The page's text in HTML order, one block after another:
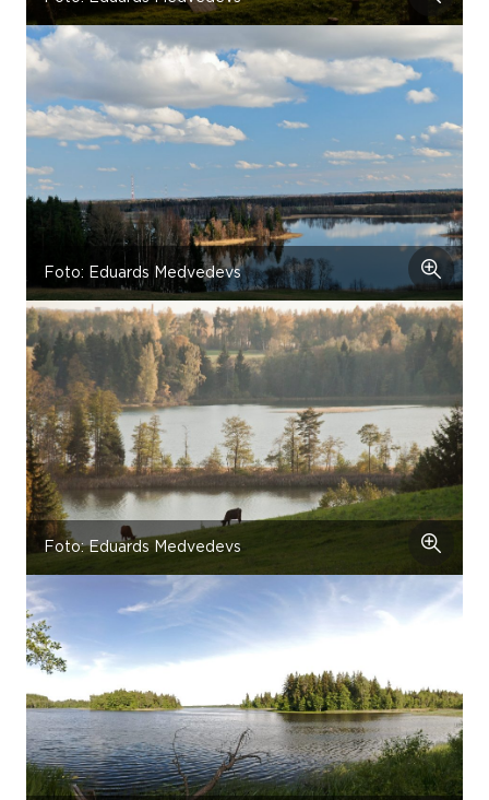
Foto: Eduards Medvedevs
Foto: Eduards Medvedevs